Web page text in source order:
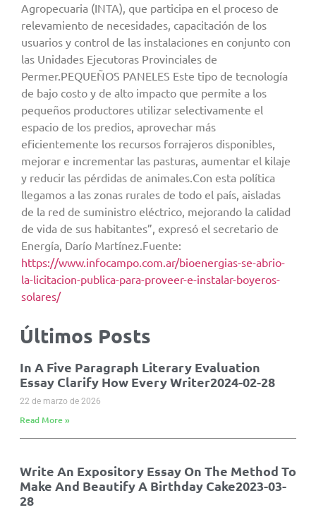
Agropecuaria (INTA), que participa en el proceso de
relevamiento de necesidades, capacitación de los
usuarios y control de las instalaciones en conjunto con
las Unidades Ejecutoras Provinciales de
Permer.PEQUEÑOS PANELES Este tipo de tecnología
de bajo costo y de alto impacto que permite a los
pequeños productores utilizar selectivamente el
espacio de los predios, aprovechar más
eficientemente los recursos forrajeros disponibles,
mejorar e incrementar las pasturas, aumentar el kilaje
y reducir las pérdidas de animales.Con esta política
llegamos a las zonas rurales de todo el país, aisladas
de la red de suministro eléctrico, mejorando la calidad
de vida de sus habitantes”, expresó el secretario de
Energía, Darío Martínez.Fuente:
https://www.infocampo.com.ar/bioenergias-se-abrio-
la-licitacion-publica-para-proveer-e-instalar-boyeros-
solares/
Últimos Posts
In A Five Paragraph Literary Evaluation
Essay Clarify How Every Writer2024-02-28
22 de marzo de 2026
Read More »
Write An Expository Essay On The Method To
Make And Beautify A Birthday Cake2023-03-
28